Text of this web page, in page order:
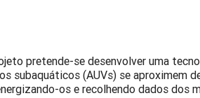
pretende-se desenvolver uma
subaquáticos (AUVs) se aproximem
os e recolhendo dados dos